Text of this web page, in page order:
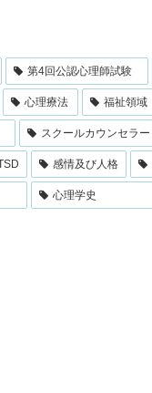
第4回公認心理師試験
心理療法 福祉領域
スクールカウンセラー
感情及び人格
心理学史